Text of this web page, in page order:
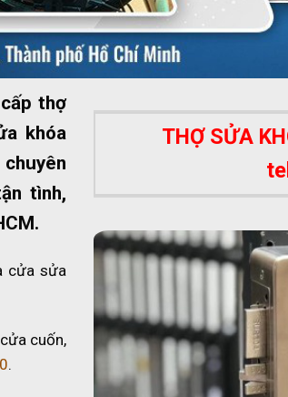
thợ
khóa
tình,
cửa sửa
cuốn,
.
THỢ SỬA